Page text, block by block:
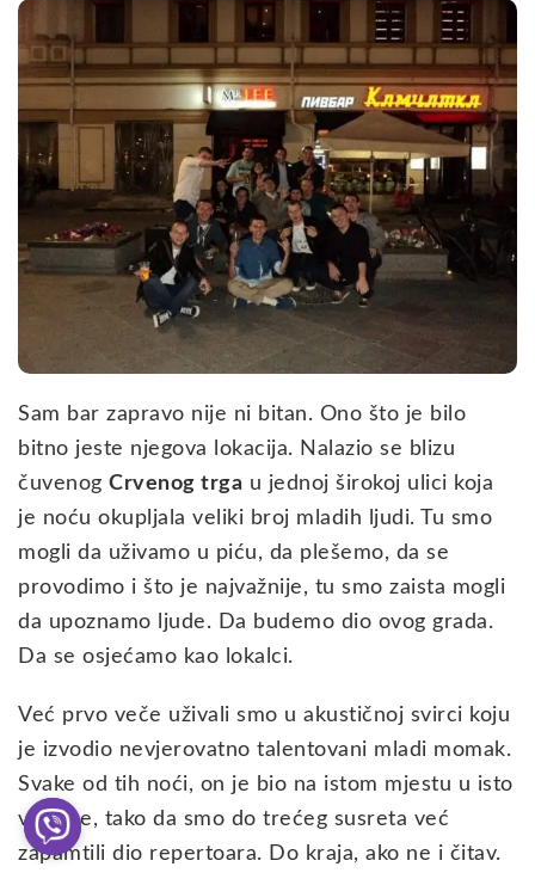
Sam bar zapravo nije ni bitan. Ono što je bilo
bitno jeste njegova lokacija. Nalazio se blizu
čuvenog Crvenog trga u jednoj širokoj ulici koja
je noću okupljala veliki broj mladih ljudi. Tu smo
mogli da uživamo u piću, da plešemo, da se
provodimo i što je najvažnije, tu smo zaista mogli
da upoznamo ljude. Da budemo dio ovog grada.
Da se osjećamo kao lokalci.
Već prvo veče uživali smo u akustičnoj svirci koju
je izvodio nevjerovatno talentovani mladi momak.
Svake od tih noći, on je bio na istom mjestu u isto
vrijeme, tako da smo do trećeg susreta već
zapamtili dio repertoara. Do kraja, ako ne i čitav.